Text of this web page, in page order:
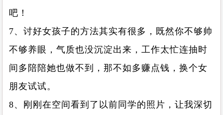
吧！
7、讨好女孩子的方法其实有很多，既然你不够帅
不够养眼，气质也没沉淀出来，工作太忙连抽时
间多陪陪她也做不到，那不如多赚点钱，换个女
朋友试试。
8、刚刚在空间看到了以前同学的照片，让我深切